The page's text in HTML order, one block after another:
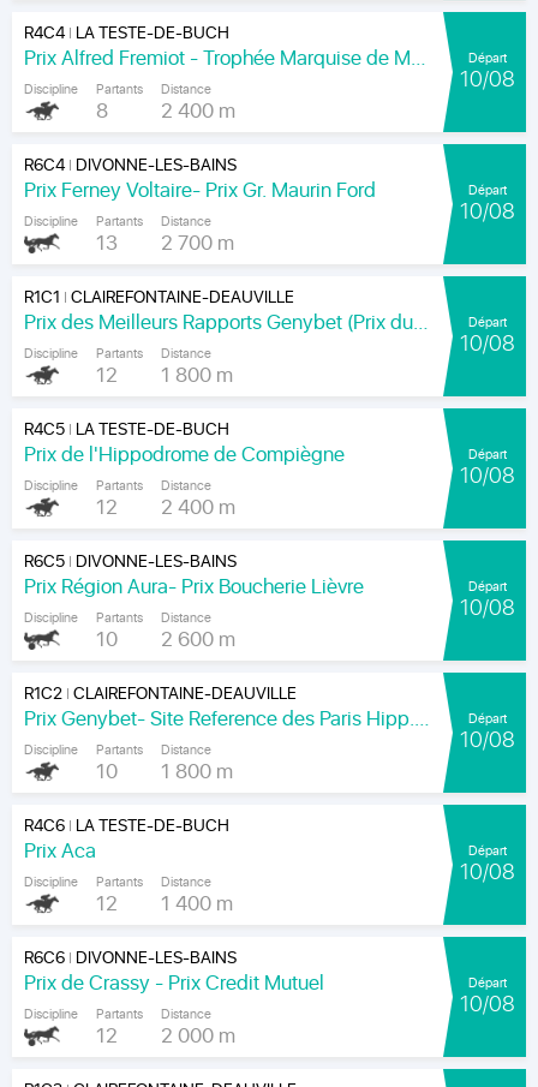
R4C4| LA TESTE-DE-BUCH
Prix Alfred Fremiot - Trophée Marquise de Moratalla
Discipline Partants
8
Distance
2 400 m
Départ
10/08
R6C4| DIVONNE-LES-BAINS
Prix Ferney Voltaire- Prix Gr. Maurin Ford
Discipline Partants
13
Distance
2 700 m
Départ
10/08
R1C1 |CLAIREFONTAINE-DEAUVILLE
Prix des Meilleurs Rapports Genybet (Prix du Haut-Bois)
Discipline Partants
12
Distance
1 800 m
Départ
10/08
R4C5| LA TESTE-DE-BUCH
Prix de l'Hippodrome de Compiègne
Discipline Partants
12
Distance
2 400 m
Départ
10/08
R6C5| DIVONNE-LES-BAINS
Prix Région Aura- Prix Boucherie Lièvre
Discipline Partants
10
Distance
2 600 m
Départ
10/08
R1C2|CLAIREFONTAINE-DEAUVILLE
Prix Genybet- Site Reference des Paris Hipp.(px du Domaine du H. Bois)
Discipline Partants
10
Distance
1 800 m
Départ
10/08
R4C6| LA TESTE-DE-BUCH
Prix Aca
Discipline Partants
12
Distance
1 400 m
Départ
10/08
R6C6| DIVONNE-LES-BAINS
Prix de Crassy - Prix Credit Mutuel
Discipline Partants
12
Distance
2 000 m
Départ
10/08